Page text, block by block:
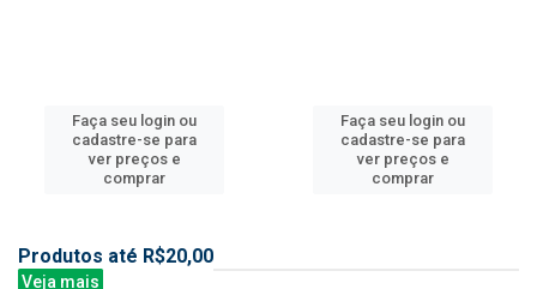
Faça seu login ou
cadastre-se para
ver preços e
comprar
Faça seu login ou
cadastre-se para
ver preços e
comprar
Produtos até R$20,00
Veja mais